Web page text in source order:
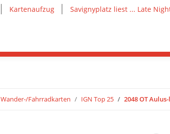
Kartenaufzug Savignyplatz liest ... Late
Wander-/Fahrradkarten IGN Top 25 2048 OT